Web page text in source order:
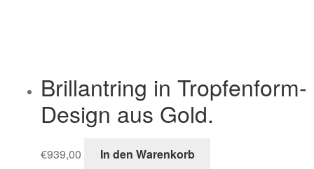
Brillantring in Tropfenform-
Design aus Gold.
€939,00 In den Warenkorb